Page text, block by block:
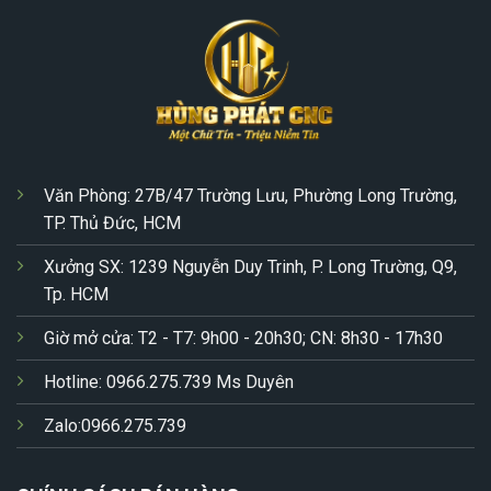
Văn Phòng: 27B/47 Trường Lưu, Phường Long Trường,
TP. Thủ Đức, HCM
Xưởng SX: 1239 Nguyễn Duy Trinh, P. Long Trường, Q9,
Tp. HCM
Giờ mở cửa: T2 - T7: 9h00 - 20h30; CN: 8h30 - 17h30
Hotline: 0966.275.739 Ms Duyên
Zalo:0966.275.739